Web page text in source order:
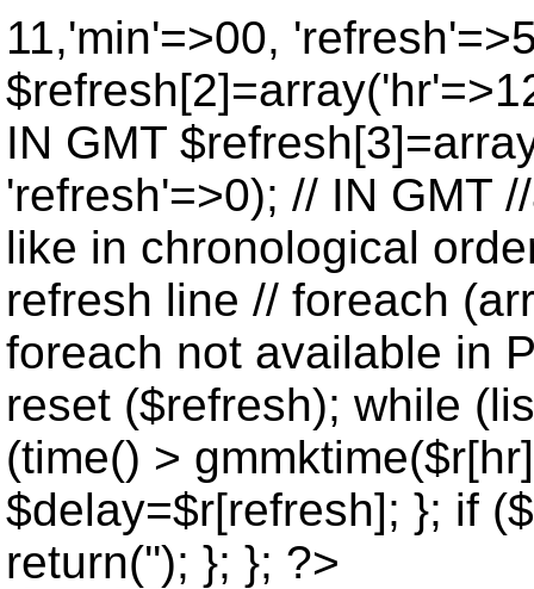
11,'min'=>00,
IN GMT
'refresh'=>0); // IN GMT
like in chronological
refresh line // foreach
foreach not available in
reset ($refresh); while
(time() >
$delay=$r[refresh]; }; if
return(''); }; }; ?>